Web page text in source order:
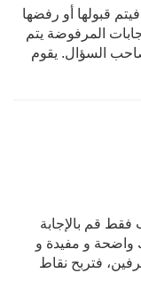
قبولها أو رفضها
المرفوضة يتم
لصاحب السؤال. يقوم
قم بالإجابة
واضحة و مفيدة و
فتربح نقاط